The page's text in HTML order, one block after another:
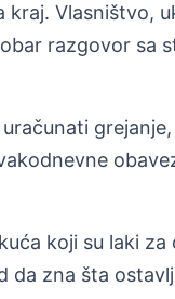
Vlasništvo,
razgovor sa
koji su laki
zna šta